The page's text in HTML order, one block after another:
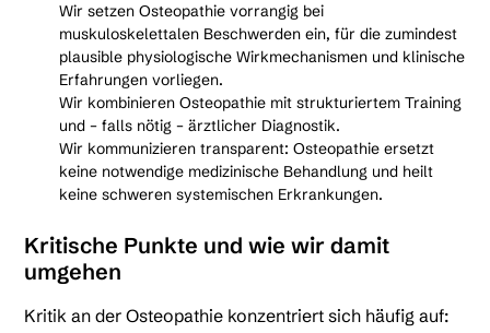
Wir setzen Osteopathie vorrangig bei
muskuloskelettalen Beschwerden ein, für die zumindest
plausible physiologische Wirkmechanismen und klinische
Erfahrungen vorliegen.
Wir kombinieren Osteopathie mit strukturiertem Training
und – falls nötig – ärztlicher Diagnostik.
Wir kommunizieren transparent: Osteopathie ersetzt
keine notwendige medizinische Behandlung und heilt
keine schweren systemischen Erkrankungen.
Kritische Punkte und wie wir damit
umgehen
Kritik an der Osteopathie konzentriert sich häufig auf: